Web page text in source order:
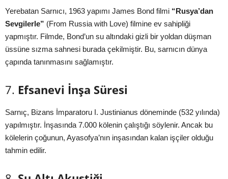
Yerebatan Sarnıcı, 1963 yapımı James Bond filmi “Rusya’dan
Sevgilerle” (From Russia with Love) filmine ev sahipliği
yapmıştır. Filmde, Bond’un su altındaki gizli bir yoldan düşman
üssüne sızma sahnesi burada çekilmiştir. Bu, sarnıcın dünya
çapında tanınmasını sağlamıştır.
7. Efsanevi İnşa Süresi
Sarnıç, Bizans İmparatoru I. Justinianus döneminde (532 yılında)
yapılmıştır. İnşasında 7.000 kölenin çalıştığı söylenir. Ancak bu
kölelerin çoğunun, Ayasofya’nın inşasından kalan işçiler olduğu
tahmin edilir.